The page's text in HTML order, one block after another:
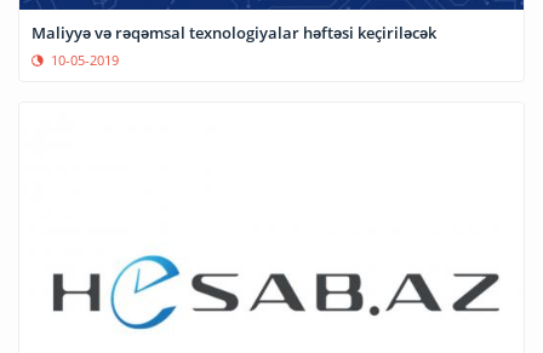
Maliyyə və rəqəmsal texnologiyalar həftəsi keçiriləcək
10-05-2019